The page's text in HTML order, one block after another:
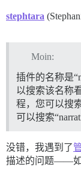
stephtara
Moin:
插件的名称是
以搜索该名称
程，您可以搜
可以搜索
没错，我遇到了
描述的问题——如